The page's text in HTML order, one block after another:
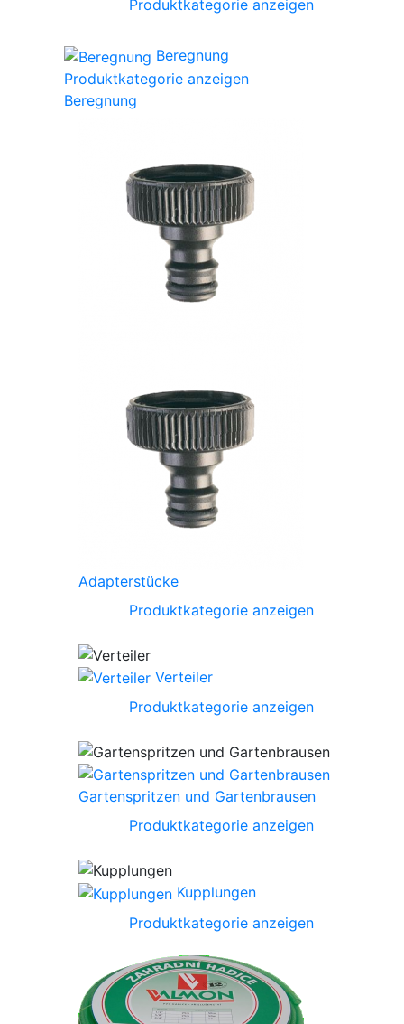
Produktkategorie anzeigen
Beregnung
Produktkategorie anzeigen
Beregnung
Adapterstücke
Produktkategorie anzeigen
Verteiler
Produktkategorie anzeigen
Gartenspritzen und Gartenbrausen
Produktkategorie anzeigen
Kupplungen
Produktkategorie anzeigen